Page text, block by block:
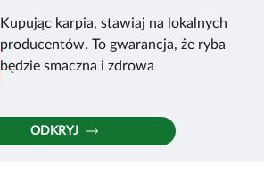
Kupując karpia, stawiaj na lokalnych
producentów. To gwarancja, że ryba
będzie smaczna i zdrowa
ODKRYJ